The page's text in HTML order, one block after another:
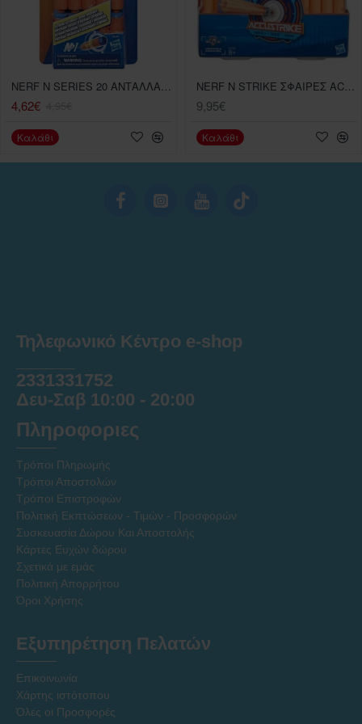
NERF N SERIES 20 ΑΝΤΑΛΛΑΚΤΙΚΑ ΒΕΛΑΚΙΑ
4,62€
Καλάθι
NERF N STRIKE ΣΦΑΙΡΕΣ ACCUSTRIKE 24 ΤΕΜ.
9,95€
Καλάθι
Τηλεφωνικό Κέντρο e-shop
2331331752
Δευ-Σαβ 10:00 - 20:00
Πληροφοριες
Τρόποι Πληρωμής
Τρόποι Αποστολών
Τρόποι Επιστροφών
Πολιτική Εκπτώσεων - Τιμών - Προσφορών
Συσκευασία Δώρου Και Αποστολής
Κάρτες Ευχών δώρου
Σχετικά με εμάς
Πολιτική Απορρήτου
Όροι Χρήσης
Εξυπηρέτηση Πελατών
Επικοινωνία
Χάρτης ιστότοπου
Όλες οι Προσφορές